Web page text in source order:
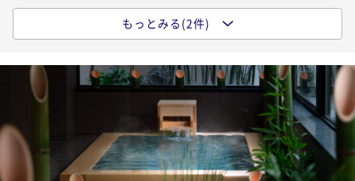
【スタンダードプラン】京都の別邸で、竹に抱かれ月
光満ちる空間での滞在を「素泊まり」
素泊まり 現地決済可 事前決済可
IN 15:00 - 24:00 OUT11:00
ポイント即利用で
最大7％OFF
¥53,800~
2名 ¥ 50,034 ~
もっとみる(2件)